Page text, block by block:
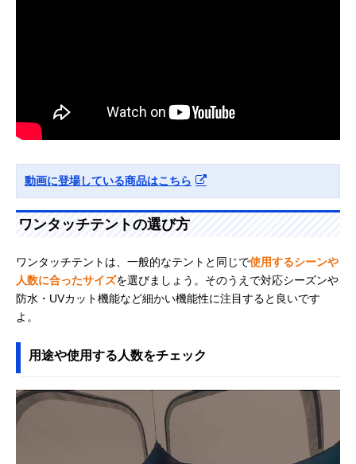
動画に登場している商品はこちら
ワンタッチテントの選び方
ワンタッチテントは、一般的なテントと同じで使用するシーンや
人数に合ったサイズを選びましょう。そのうえで対応シーズンや
防水・UVカット機能など細かい機能性に注目すると良いです
よ。
用途や使用する人数をチェック